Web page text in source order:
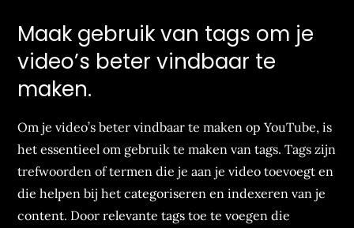
Maak gebruik van tags om je
video’s beter vindbaar te
maken.
Om je video’s beter vindbaar te maken op YouTube, is
het essentieel om gebruik te maken van tags. Tags zijn
trefwoorden of termen die je aan je video toevoegt en
die helpen bij het categoriseren en indexeren van je
content. Door relevante tags toe te voegen die